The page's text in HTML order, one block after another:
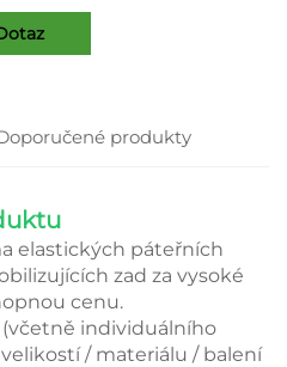
produkty
elastických páteřních
zad za vysoké
cenu.
individuálního
/ materiálu / balení